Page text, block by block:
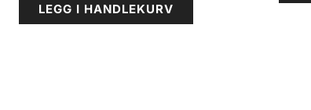
LEGG I HANDLEKURV